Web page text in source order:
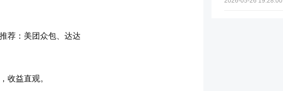
荐：美团众包、达达
收益直观。